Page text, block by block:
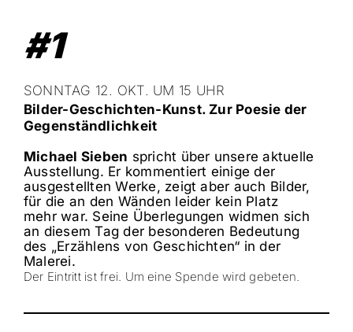
#1
SONNTAG 12. OKT. UM 15 UHR
Bilder-Geschichten-Kunst. Zur Poesie der
Gegenständlichkeit
Michael Sieben spricht über unsere aktuelle
Ausstellung. Er kommentiert einige der
ausgestellten Werke, zeigt aber auch Bilder,
für die an den Wänden leider kein Platz
mehr war. Seine Überlegungen widmen sich
an diesem Tag der besonderen Bedeutung
des „Erzählens von Geschichten“ in der
Malerei.
Der Eintritt ist frei. Um eine Spende wird gebeten.